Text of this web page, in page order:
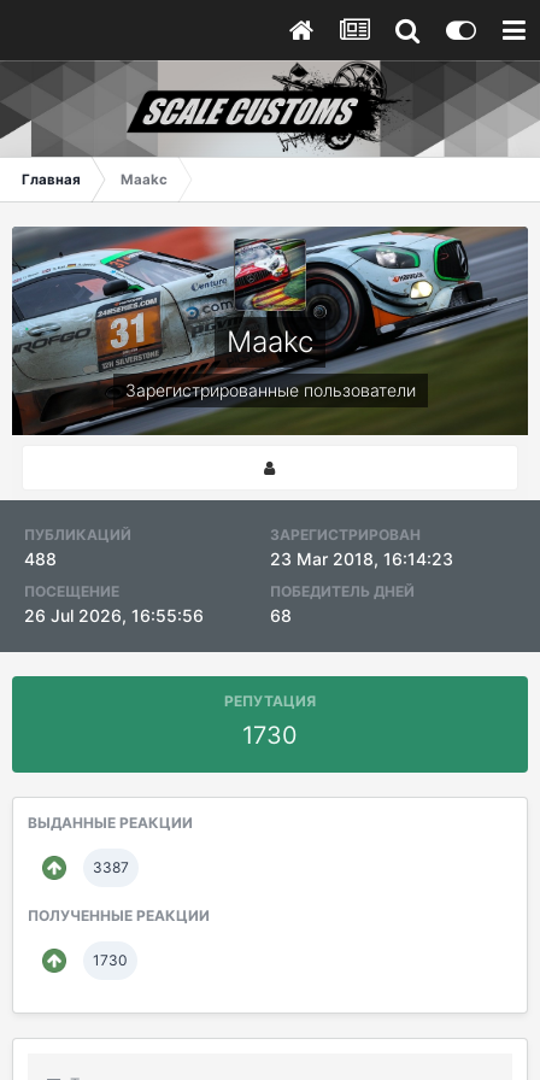
Главная Maakc
Maakc
Зарегистрированные пользователи
ПУБЛИКАЦИЙ
488
ЗАРЕГИСТРИРОВАН
23 Mar 2018, 16:14:23
ПОСЕЩЕНИЕ
26 Jul 2026, 16:55:56
ПОБЕДИТЕЛЬ ДНЕЙ
68
РЕПУТАЦИЯ
1730
ВЫДАННЫЕ РЕАКЦИИ
3387
ПОЛУЧЕННЫЕ РЕАКЦИИ
1730